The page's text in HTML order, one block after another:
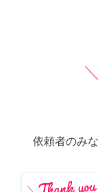
依頼者のみ